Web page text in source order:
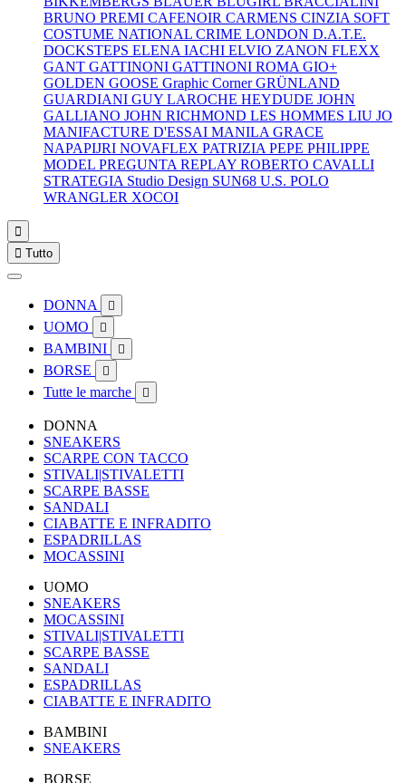
BRUNO PREMI CAFENOIR CARMENS CINZIA SOFT
COSTUME NATIONAL CRIME LONDON D.A.T.E.
DOCKSTEPS ELENA IACHI ELVIO ZANON FLEXX
GANT GATTINONI GATTINONI ROMA GIO+
GOLDEN GOOSE Graphic CornerGRÜNLAND
GUARDIANI GUY LAROCHE HEYDUDE JOHN
GALLIANO JOHN RICHMOND LES HOMMES LIU JO
MANIFACTURE D'ESSAI MANILA GRACE
NAPAPIJRI NOVAFLEX PATRIZIA PEPE PHILIPPE
MODEL PREGUNTA REPLAY ROBERTO CAVALLI
STRATEGIA Studio Design SUN68 U.S. POLO
WRANGLER XOCOI

 Tutto
DONNA 
UOMO 
BAMBINI 
BORSE 
Tutte le marche 
DONNA
SNEAKERS
SCARPE CON TACCO
STIVALI|STIVALETTI
SCARPE BASSE
SANDALI
CIABATTE E INFRADITO
ESPADRILLAS
MOCASSINI
UOMO
SNEAKERS
MOCASSINI
STIVALI|STIVALETTI
SCARPE BASSE
SANDALI
ESPADRILLAS
CIABATTE E INFRADITO
BAMBINI
SNEAKERS
BORSE